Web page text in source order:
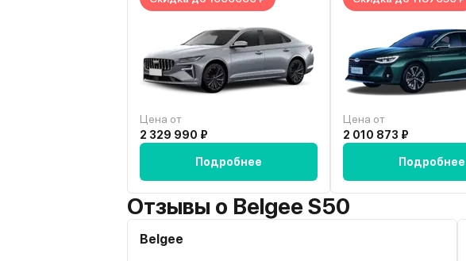
Цена от
2 329 990 ₽
Подробнее
Цена от
2 010 873 ₽
Подробнее
Отзывы о Belgee S50
Belgee